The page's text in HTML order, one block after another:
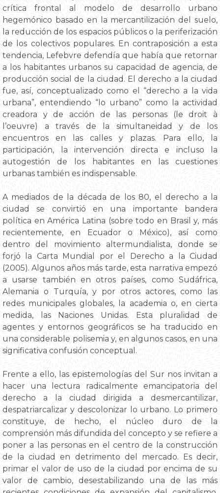
crítica frontal al modelo de desarrollo urbano
hegemónico basado en la mercantilización del suelo,
la reducción de los espacios públicos o la periferización
de los colectivos populares. En contraposición a esta
tendencia, Lefebvre defendía que había que retornar
a los habitantes urbanos su capacidad de agencia, de
producción social de la ciudad. El derecho a la ciudad
fue, así, conceptualizado como el “derecho a la vida
urbana”, entendiendo “lo urbano” como la actividad
creadora y de acción de las personas (le droit à
l’oeuvre) a través de la simultaneidad y de los
encuentros en las calles y plazas. Para ello, la
participación, la intervención directa e incluso la
autogestión de los habitantes en las cuestiones
urbanas también es indispensable.
A mediados de la década de los 80, el derecho a la
ciudad se convirtió en una importante bandera
política en América Latina (sobre todo en Brasil y, más
recientemente, en Ecuador o México), así como
dentro del movimiento altermundialista, donde se
forjó la Carta Mundial por el Derecho a la Ciudad
(2005). Algunos años más tarde, esta narrativa empezó
a usarse también en otros países, como Sudáfrica,
Alemania o Turquía, y por otros actores, como las
redes municipales globales, la academia o, en cierta
medida, las Naciones Unidas. Esta pluralidad de
agentes y entornos geográficos se ha traducido en
una considerable polisemia y, en algunos casos, en una
significativa confusión conceptual.
Frente a ello, las epistemologías del Sur nos invitan a
hacer una lectura radicalmente emancipatoria del
derecho a la ciudad dirigida a desmercantilizar,
despatriarcalizar y descolonizar lo urbano. Lo primero
constituye, de hecho, el núcleo duro de la
comprensión más difundida del concepto y se refiere a
poner a las personas en el centro de la construcción
de la ciudad en detrimento del mercado. Es decir,
primar el valor de uso de la ciudad por encima de su
valor de cambio, desestabilizando una de las más